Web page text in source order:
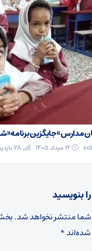
مدارس» جایگزین برنامه
بنویسید
شما منتشر نخواهد شد.
*